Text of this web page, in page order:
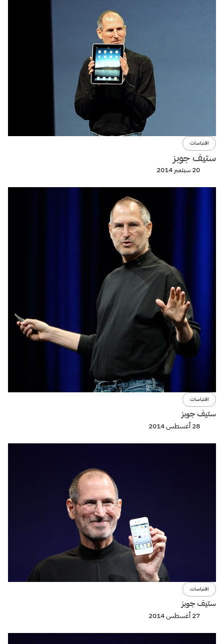
اقتباسات
ستيف جوبز
20 سبتمبر 2014
اقتباسات
ستيف جوبز
28 أغسطس 2014
اقتباسات
ستيف جوبز
27 أغسطس 2014